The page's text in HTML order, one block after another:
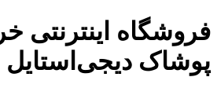
فروشگاه اینترنتی
پوشاک دیجی‌استایل